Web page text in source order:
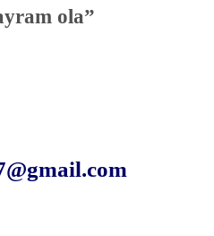
ola”